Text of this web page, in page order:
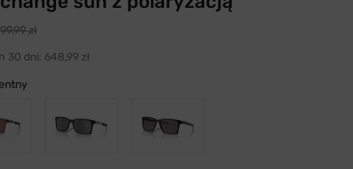
zł
30 dni: 648,99 zł